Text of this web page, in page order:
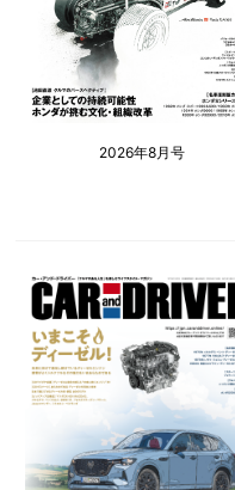
2026年8月号